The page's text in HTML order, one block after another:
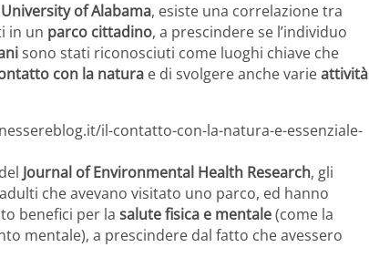
University of Alabama, esiste una correlazione tra
in un parco cittadino, a prescindere se l’individuo
sono stati riconosciuti come luoghi chiave che
con la natura e di svolgere anche varieattività
il-contatto-con-la-natura-e-essenziale-
Journal of Environmental Health Research, gli
che avevano visitato uno parco, ed hanno
benefici per la salute fisica e mentale(come la
mentale), a prescindere dal fatto che avessero